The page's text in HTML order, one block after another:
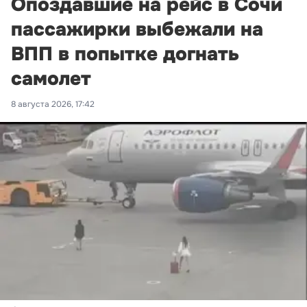
пассажирки выбежали на
ВПП в попытке догнать
самолет
8 августа 2026, 17:42